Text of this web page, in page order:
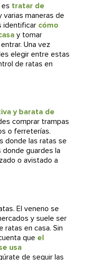
tratar de
varias maneras de
identificar cómo
y tomar
Una vez
elegir entre estas
de ratas en
y barata de
comprar trampas
o ferreterías.
donde las ratas se
donde guardes la
o avistado a
El veneno se
y suele ser
ratas en casa. Sin
que el
usa
de seguir las